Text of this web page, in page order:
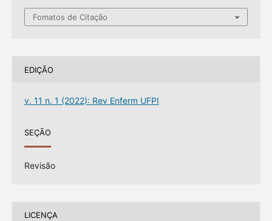
Fomatos de Citação
EDIÇÃO
v. 11 n. 1 (2022): Rev Enferm UFPI
SEÇÃO
Revisão
LICENÇA